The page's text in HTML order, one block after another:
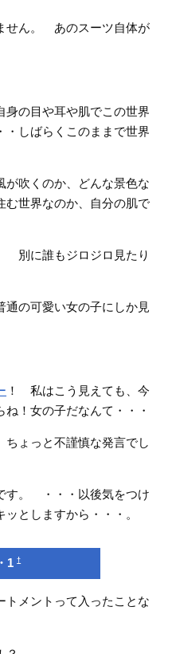
せん。 あのスーツ自体が
身の目や耳や肌でこの世界
・しばらくこのままで世界
が吹くのか、どんな景色な
む世界なのか、自分の肌で
別に誰もジロジロ見たり
通の可愛い女の子にしか見
！ 私はこう見えても、今
！女の子だなんて・・・
ょっと不謹慎な発言でし
す。 ・・・以後気をつけ
としますから・・・。
1†
トメントって入ったことな